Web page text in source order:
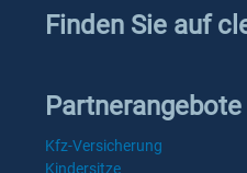
Finden Sie auf
Partnerangebote
Kfz-Versicherung
Kindersitze